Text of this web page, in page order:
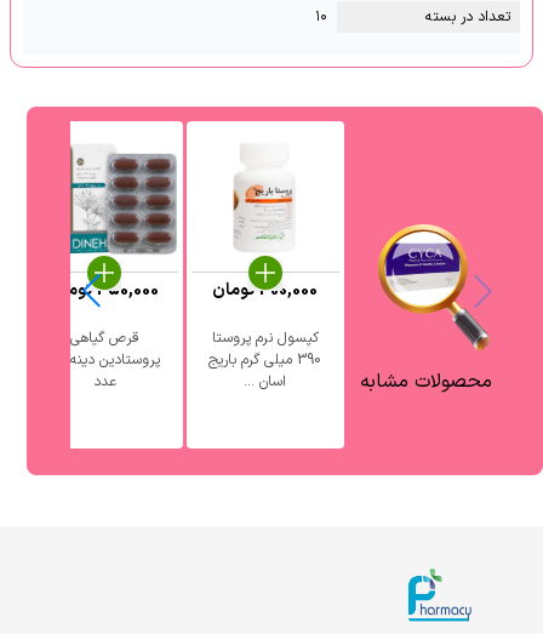
تعداد در بسته ۱۰
محصولات مشابه
کپسول نرم پروستا
390 میلی گرم باریج
اسان ...
300,000تومان
قرص گیاهی
عدد
450,000تومان